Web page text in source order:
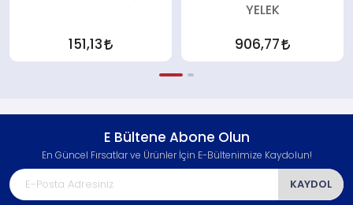
151,13
YELEK
906,77
E Bültene Abone Olun
En Güncel Fırsatlar ve Ürünler İçin E-Bültenimize Kaydolun!
KAYDOL